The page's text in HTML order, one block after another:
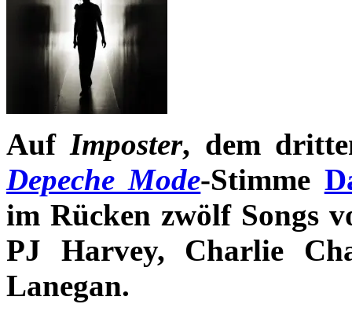
AufImposter, dem
Depeche Mode-Stimme
im Rücken zwölf Songs
PJ Harvey, Charlie
Lanegan.